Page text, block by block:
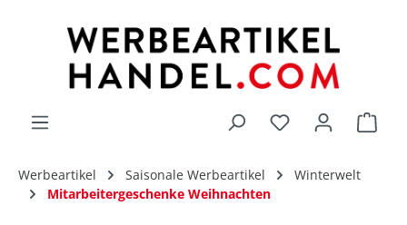
Du hast 0
Werbeartikel Saisonale Werbeartikel
Winterwelt
Mitarbeitergeschenke Weihnachten